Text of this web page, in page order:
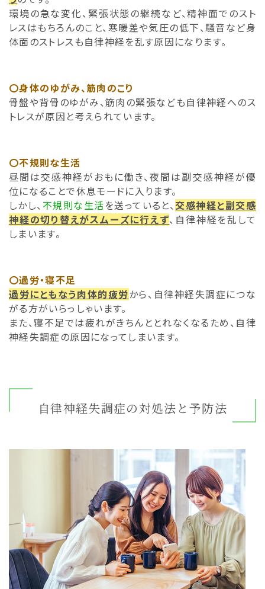
環境の急な変化、緊張状態の継続など、精神面でのスト
レスはもちろんのこと、寒暖差や気圧の低下、騒音など身
体面のストレスも自律神経を乱す原因になります。
〇身体のゆがみ、筋肉のこり
骨盤や背骨のゆがみ、筋肉の緊張なども自律神経へのス
トレスが原因と考えられています。
〇不規則な生活
昼間は交感神経がおもに働き、夜間は副交感神経が優
位になることで休息モードに入ります。
しかし、 不規則な生活を送っていると、交感神経と副交感
神経の切り替えがスムーズに行えず、自律神経を乱して
しまいます。
〇過労・寝不足
過労にともなう肉体的疲労から、自律神経失調症につな
がる方がいらっしゃいます。
また、寝不足では疲れがきちんととれなくなるため、自律
神経失調症の原因になってしまいます。
自律神経失調症の対処法と予防法